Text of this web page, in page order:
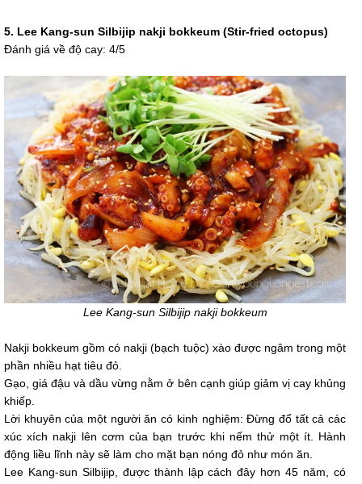
5. Lee Kang-sun Silbijip nakji bokkeum (Stir-fried octopus)
Đánh giá về độ cay: 4/5
Lee Kang-sun Silbijip nakji bokkeum
Nakji bokkeum gồm có nakji (bạch tuộc) xào được ngâm trong một
phần nhiều hạt tiêu đỏ.
Gạo, giá đậu và dầu vừng nằm ở bên cạnh giúp giảm vị cay khủng
khiếp.
Lời khuyên của một người ăn có kinh nghiệm: Đừng đổ tất cả các
xúc xích nakji lên cơm của bạn trước khi nếm thử một ít. Hành
động liều lĩnh này sẽ làm cho mặt bạn nóng đỏ như món ăn.
Lee Kang-sun Silbijip, được thành lập cách đây hơn 45 năm, có